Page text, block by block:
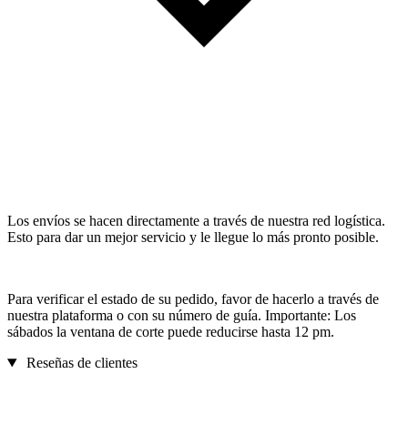
Los envíos se hacen directamente a través de nuestra red logística.
Esto para dar un mejor servicio y le llegue lo más pronto posible.
Para verificar el estado de su pedido, favor de hacerlo a través de
nuestra plataforma o con su número de guía. Importante: Los
sábados la ventana de corte puede reducirse hasta 12 pm.
Reseñas de clientes